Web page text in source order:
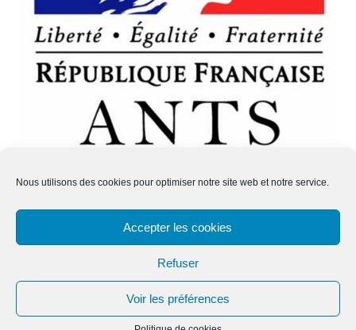
Nous utilisons des cookies pour optimiser notre site web et notre service.
Accepter les cookies
Refuser
Voir les préférences
Paston Design
© Commune de Los Masos. Tous droits réservés.
Politique des cookies.